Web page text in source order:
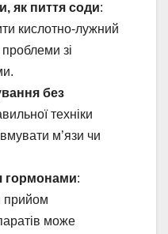
як пиття соди:
кислотно-лужний
зі
без
техніки
м’язи чи
гормонами:
прийом
може